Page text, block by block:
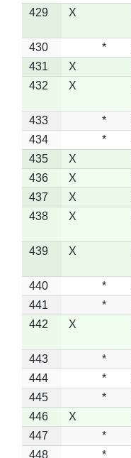
429
X
430 *
431
X
432
X
433 *
434
*
435
X
436
X
437
X
438
X
439 X
440 *
441
*
442
X
443 *
444
*
445
*
446
X
447
*
448
*